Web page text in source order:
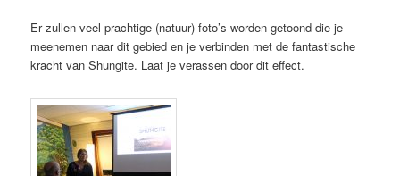
Er zullen veel prachtige (natuur) foto’s worden getoond die je
meenemen naar dit gebied en je verbinden met de fantastische
kracht van Shungite. Laat je verassen door dit effect.